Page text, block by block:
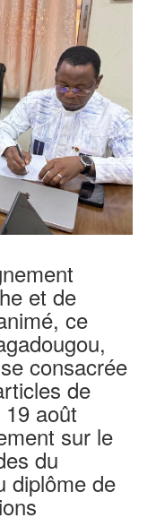
et de
ce
consacrée
de
août
sur le
du
diplôme de